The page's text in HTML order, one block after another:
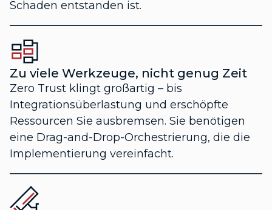
Schaden entstanden ist.
Zu viele Werkzeuge, nicht genug Zeit
Zero Trust klingt großartig – bis
Integrationsüberlastung und erschöpfte
Ressourcen Sie ausbremsen. Sie benötigen
eine Drag-and-Drop-Orchestrierung, die die
Implementierung vereinfacht.